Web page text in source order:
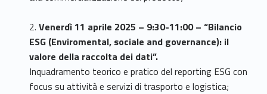
2. Venerdì 11 aprile 2025 – 9:30-11:00 – “Bilancio
ESG (Enviromental, sociale and governance): il
valore della raccolta dei dati”.
Inquadramento teorico e pratico del reporting ESG con
focus su attività e servizi di trasporto e logistica;